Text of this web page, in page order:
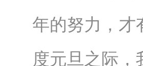
年的努力，才
度元旦之际